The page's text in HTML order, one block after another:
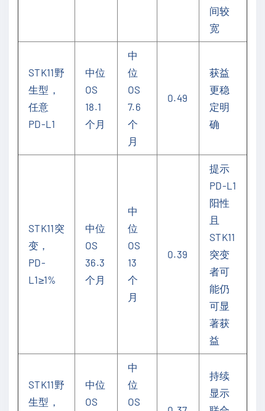
间较
宽
STK11野
生型，
任意
PD-L1
中位
OS
18.1
个月
中
位
OS
7.6
个
月
0.49
获益
更稳
定明
确
STK11突
变，
PD-
L1≥1%
中位
OS
36.3
个月
中
位
OS
13
个
月
0.39
提示
PD-L1
阳性
且
STK11
突变
者可
能仍
可显
著获
益
STK11野
生型，
中位
OS
中
位
OS
持续
显示